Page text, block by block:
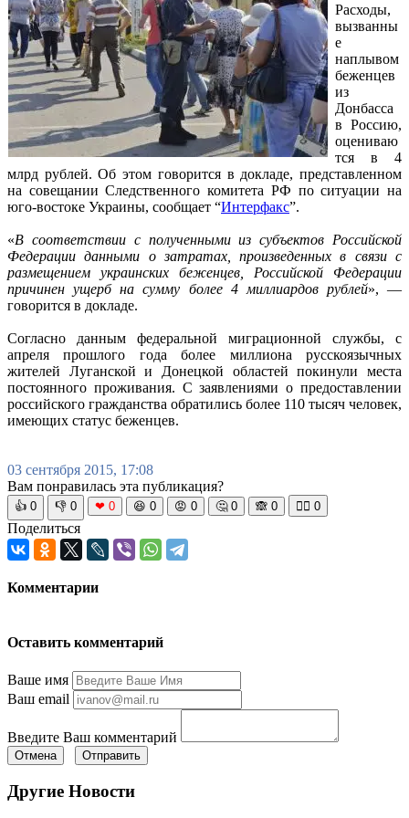
Расходы,
вызванны
е
наплывом
беженцев
из
Донбасса
в Россию,
оцениваю
тся в 4
млрд рублей. Об этом говорится в докладе, представленном
на совещании Следственного комитета РФ по ситуации на
юго-востоке Украины, сообщает “Интерфакс”.
«В соответствии с полученными из субъектов Российской
Федерации данными о затратах, произведенных в связи с
размещением украинских беженцев, Российской Федерации
причинен ущерб на сумму более 4 миллиардов рублей», —
говорится в докладе.
Согласно данным федеральной миграционной службы, с
апреля прошлого года более миллиона русскоязычных
жителей Луганской и Донецкой областей покинули места
постоянного проживания. С заявлениями о предоставлении
российского гражданства обратились более 110 тысяч человек,
имеющих статус беженцев.
03 сентября 2015, 17:08
Вам понравилась эта публикация?
👍 0 👎 0 ❤ 0 😆 0 😡 0 🤔 0 🙈 0 🧘‍♀️ 0
Поделиться
Комментарии
Оставить комментарий
Ваше имя
Ваш email
Введите Ваш комментарий
Отмена Отправить
Другие Новости